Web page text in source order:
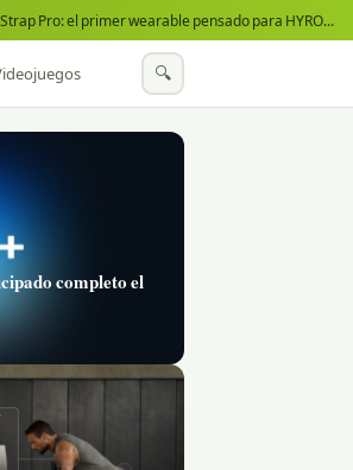
Pro: el primer wearable pensado para HYROX
🔍
completo el